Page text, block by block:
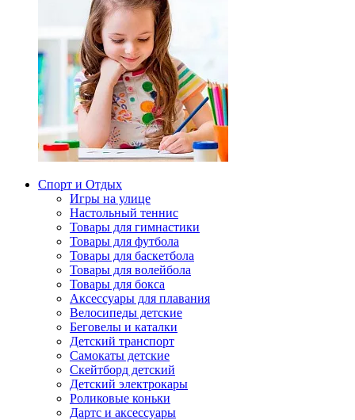
Спорт и Отдых
Игры на улице
Настольный теннис
Товары для гимнастики
Товары для футбола
Товары для баскетбола
Товары для волейбола
Товары для бокса
Аксессуары для плавания
Велосипеды детские
Беговелы и каталки
Детский транспорт
Самокаты детские
Скейтборд детский
Детский электрокары
Роликовые коньки
Дартс и аксессуары